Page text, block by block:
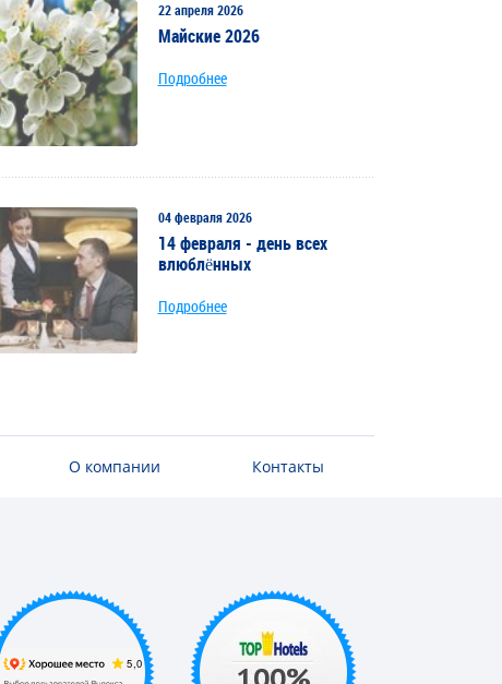
22 апреля 2026
Майские 2026
Подробнее
04 февраля 2026
14 февраля - день всех
влюблённых
Подробнее
О компании Контакты